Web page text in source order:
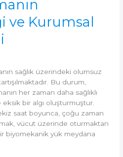
ve Kurumsal
sağlık üzerindeki olumsuz
Bu durum,
her zaman daha sağlıklı
bir algı oluşturmuştur.
saat boyunca, çoğu zaman
vücut üzerinde oturmaktan
biyomekanik yük meydana